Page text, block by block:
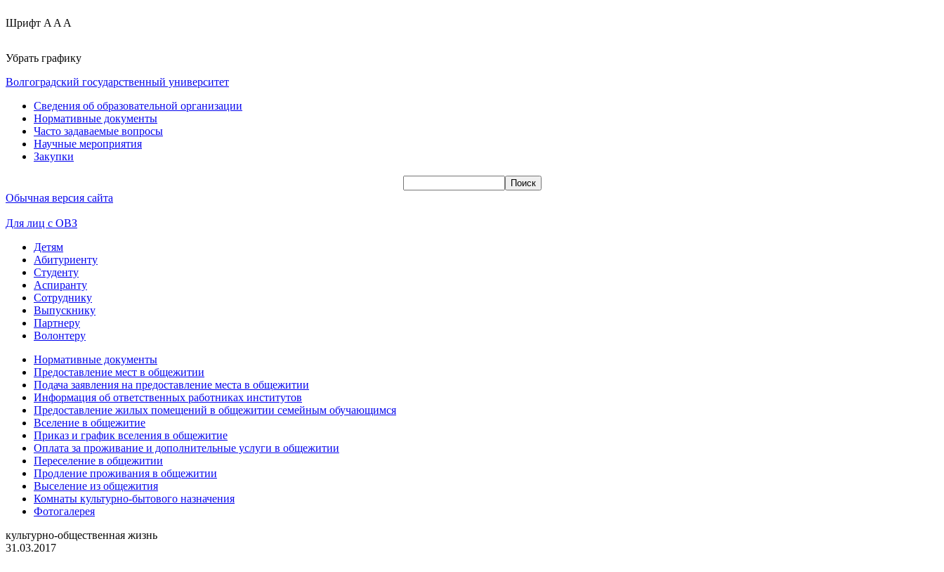
Шрифт A A A
Убрать графику
Волгоградский государственный университет
Сведения об образовательной организации
Нормативные документы
Часто задаваемые вопросы
Научные мероприятия
Закупки
Обычная версия сайта
Для лиц с ОВЗ
Детям
Абитуриенту
Студенту
Аспиранту
Сотруднику
Выпускнику
Партнеру
Волонтеру
Нормативные документы
Предоставление мест в общежитии
Подача заявления на предоставление места в общежитии
Информация об ответственных работниках институтов
Предоставление жилых помещений в общежитии семейным обучающимся
Вселение в общежитие
Приказ и график вселения в общежитие
Оплата за проживание и дополнительные услуги в общежитии
Переселение в общежитии
Продление проживания в общежитии
Выселение из общежития
Комнаты культурно-бытового назначения
Фотогалерея
культурно-общественная жизнь
31.03.2017